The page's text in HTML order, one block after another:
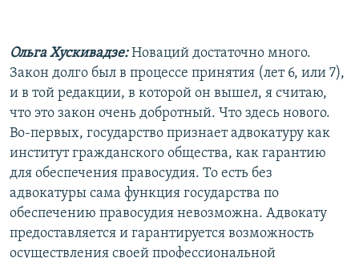
Ольга Хускивадзе:Новаций достаточно много.
Закон долго был в процессе принятия (лет 6, или 7),
и в той редакции, в которой он вышел, я считаю,
что это закон очень добротный. Что здесь нового.
Во-первых, государство признает адвокатуру как
институт гражданского общества, как гарантию
для обеспечения правосудия. То есть без
адвокатуры сама функция государства по
обеспечению правосудия невозможна. Адвокату
предоставляется и гарантируется возможность
осуществления своей профессиональной